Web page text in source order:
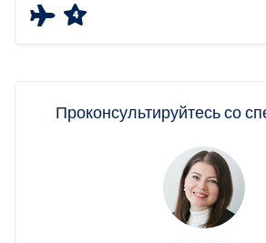
4
Проконсультируйтесь со